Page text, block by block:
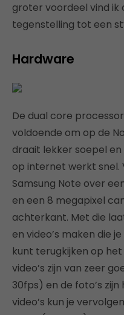
groter voordeel vind ik
tegenstelling tot een
Hardware
De dual core
voldoende om op de
draait lekker soepel
op internet werkt snel.
Samsung Note over
en een 8 megapixel
achterkant. Met die
en video’s maken die
kunt terugkijken op
video’s zijn van zeer
30fps) en de foto’s zijn
video’s kun je